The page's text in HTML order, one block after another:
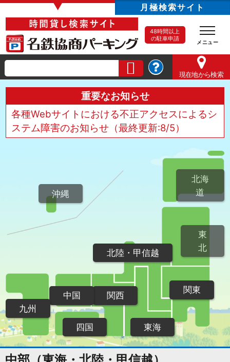
▼ 月極検索サイト
48時間以上
の駐車申請
現在地から検索
重要なお知らせ
各種Webサイトにおける不正アクセスによるシ
ステム障害のお知らせ（最終更新:8/5）
北海
道
東
北
関東
北陸・甲信越
東海
関西
中国
四国
九州
沖縄